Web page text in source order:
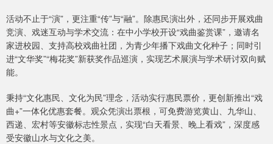
活动不止于“演”，更注重“传”与“融”。除惠民演出外，还同步开展戏曲
竞演、戏迷互动与学术交流：在中小学校开设“戏曲鉴赏课”，邀请名
家进校园、支持高校戏曲社团，为青少年播下戏曲文化种子；同时引
进“文华奖”“梅花奖”新获奖作品巡演，实现艺术展演与学术研讨双向赋
能。
秉持“文化惠民、文化为民”理念，活动实行惠民票价，更创新推出“戏
曲+”一体化优惠套餐。观众凭演出票根，可免费游览黄山、九华山、
西递、宏村等安徽标志性景点，实现“白天看景、晚上看戏”，深度感
受安徽山水与文化之美。